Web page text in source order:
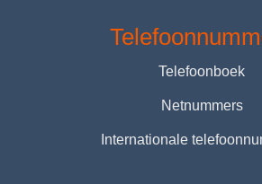
Telefoonboek
Netnummers
Internationale